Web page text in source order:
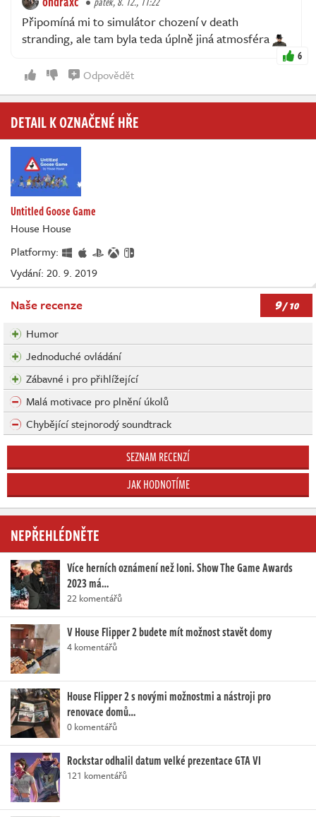
Připomíná mi to simulátor chození v death
stranding, ale tam byla teda úplně jiná atmosféra
6
Odpovědět
DETAIL K OZNAČENÉ HŘE
Untitled Goose Game
House House
Platformy:
Vydání: 20. 9. 2019
Naše recenze 9/ 10
Humor
Jednoduché ovládání
Zábavné i pro přihlížející
Malá motivace pro plnění úkolů
Chybějící stejnorodý soundtrack
SEZNAM RECENZÍ
JAK HODNOTÍME
NEPŘEHLÉDNĚTE
Více herních oznámení než loni. Show The Game Awards
2023 má…
22 komentářů
V House Flipper 2 budete mít možnost stavět domy
4 komentářů
House Flipper 2 s novými možnostmi a nástroji pro
renovace domů…
0 komentářů
Rockstar odhalil datum velké prezentace GTA VI
121 komentářů